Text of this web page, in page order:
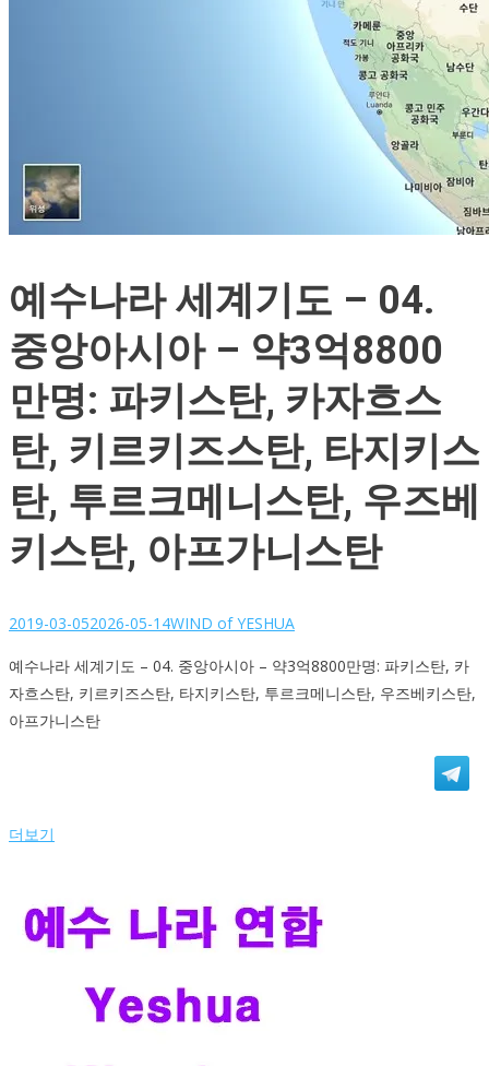
예수나라 세계기도 – 04.
중앙아시아 – 약3억8800
만명: 파키스탄, 카자흐스
탄, 키르키즈스탄, 타지키스
탄, 투르크메니스탄, 우즈베
키스탄, 아프가니스탄
2019-03-052026-05-14WIND of YESHUA
예수나라 세계기도 – 04. 중앙아시아 – 약3억8800만명: 파키스탄, 카
자흐스탄, 키르키즈스탄, 타지키스탄, 투르크메니스탄, 우즈베키스탄,
아프가니스탄
더보기